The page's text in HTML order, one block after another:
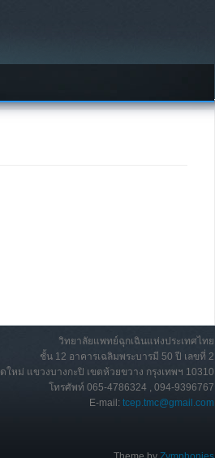
วิทยาลัยแพทย์ฉุกเฉินแห่งประเทศไทย
ชั้น 12 อาคารเฉลิมพระบารมี 50 ปี เลขที่ 2
หม่ แขวงบางกะปิ เขตห้วยขวาง กรุงเทพฯ 10310
โทรศัพท์ 065-4786324 , 094-9396767
E-mail: tcep.tmc@gmail.com